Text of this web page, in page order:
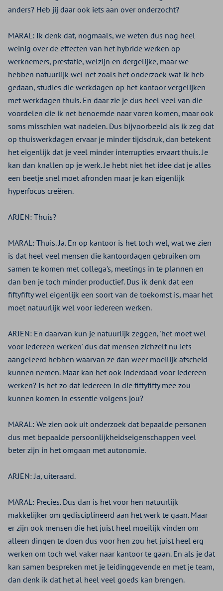
anders? Heb jij daar ook iets aan over onderzocht?
MARAL: Ik denk dat, nogmaals, we weten dus nog heel
weinig over de effecten van het hybride werken op
werknemers, prestatie, welzijn en dergelijke, maar we
hebben natuurlijk wel net zoals het onderzoek wat ik heb
gedaan, studies die werkdagen op het kantoor vergelijken
met werkdagen thuis. En daar zie je dus heel veel van die
voordelen die ik net benoemde naar voren komen, maar ook
soms misschien wat nadelen. Dus bijvoorbeeld als ik zeg dat
op thuiswerkdagen ervaar je minder tijdsdruk, dan betekent
het eigenlijk dat je veel minder interrupties ervaart thuis. Je
kan dan knallen op je werk. Je hebt niet het idee dat je alles
een beetje snel moet afronden maar je kan eigenlijk
hyperfocus creëren.
ARJEN: Thuis?
MARAL: Thuis. Ja. En op kantoor is het toch wel, wat we zien
is dat heel veel mensen die kantoordagen gebruiken om
samen te komen met collega's, meetings in te plannen en
dan ben je toch minder productief. Dus ik denk dat een
fiftyfifty wel eigenlijk een soort van de toekomst is, maar het
moet natuurlijk wel voor iedereen werken.
ARJEN: En daarvan kun je natuurlijk zeggen, 'het moet wel
voor iedereen werken' dus dat mensen zichzelf nu iets
aangeleerd hebben waarvan ze dan weer moeilijk afscheid
kunnen nemen. Maar kan het ook inderdaad voor iedereen
werken? Is het zo dat iedereen in die fiftyfifty mee zou
kunnen komen in essentie volgens jou?
MARAL: We zien ook uit onderzoek dat bepaalde personen
dus met bepaalde persoonlijkheidseigenschappen veel
beter zijn in het omgaan met autonomie.
ARJEN: Ja, uiteraard.
MARAL: Precies. Dus dan is het voor hen natuurlijk
makkelijker om gedisciplineerd aan het werk te gaan. Maar
er zijn ook mensen die het juist heel moeilijk vinden om
alleen dingen te doen dus voor hen zou het juist heel erg
werken om toch wel vaker naar kantoor te gaan. En als je dat
kan samen bespreken met je leidinggevende en met je team,
dan denk ik dat het al heel veel goeds kan brengen.